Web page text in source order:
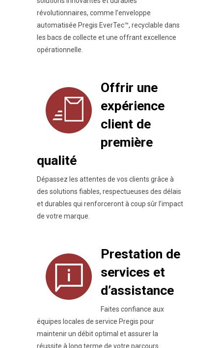
révolutionnaires, comme l’enveloppe
automatisée Pregis EverTec™, recyclable dans
les bacs de collecte et une offrant excellence
opérationnelle.
Offrir une
expérience
client de
première
qualité
Dépassez les attentes de vos clients grâce à
des solutions fiables, respectueuses des délais
et durables qui renforceront à coup sûr l’impact
de votre marque.
Prestation de
services et
d’assistance
Faites confiance aux
équipes locales de service Pregis pour
maintenir un débit optimal et assurer la
réussite à long terme de votre parcours